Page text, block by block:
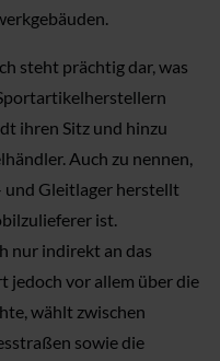
steht prächtig dar, was
ihren Sitz und hinzu
Auch zu nennen,
und Gleitlager herstellt
ist.
nur indirekt an das
jedoch vor allem über die
wählt zwischen
sowie die